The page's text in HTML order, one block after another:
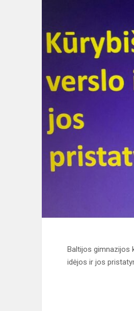
Baltijos gimnazijos
idėjos ir jos